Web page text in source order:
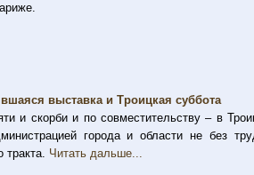
выставка и Троицкая суббота
и скорби и по совместительству – в
города и области не без
тракта. Читать дальше...